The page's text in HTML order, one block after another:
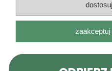
Rarytasy Dolnośląskie | ul.
kontakt@rarytasydolnoslaskie.pl
pokaż pełną